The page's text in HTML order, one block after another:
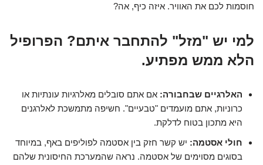
חוסמות לכם את האוויר. איזה כיף, אה?
למי יש "מזל" להתחבר איתם? הפרופיל
הלא ממש מפתיע.
האלרגיים שבחבורה: אם אתם סובלים מאלרגיות עונתיות או
כרוניות, אתם מועמדים "טבעיים". חשיפה מתמשכת לאלרגנים
היא מתכון בטוח לדלקת.
חולי אסטמה: יש קשר חזק בין אסטמה לפוליפים באף, במיוחד
בסוגים מסוימים של אסטמה. נראה שהמערכת החיסונית שלהם